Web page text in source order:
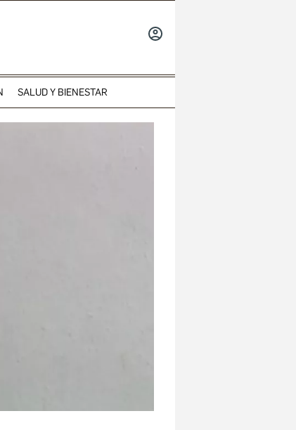
SALUD Y BIENESTAR